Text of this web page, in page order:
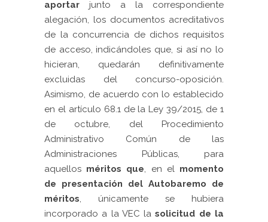
aportar junto a la correspondiente
alegación, los documentos acreditativos
de la concurrencia de dichos requisitos
de acceso, indicándoles que, si así no lo
hicieran, quedarán definitivamente
excluidas del concurso-oposición.
Asimismo, de acuerdo con lo establecido
en el artículo 68.1 de la Ley 39/2015, de 1
de octubre, del Procedimiento
Administrativo Común de las
Administraciones Públicas, para
aquellos méritos que , en el momento
de presentación del Autobaremo de
méritos , únicamente se hubiera
incorporado a la VEC lasolicitud de la